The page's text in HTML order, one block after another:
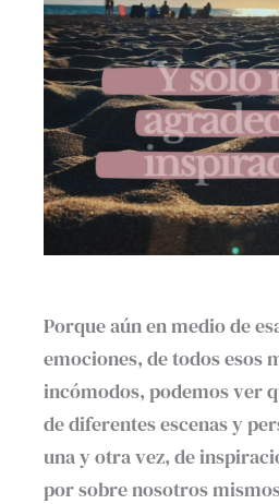
Porque aún en medio de
emociones, de todos esos
incómodos, podemos ver
de diferentes escenas y
una y otra vez, de
por sobre nosotros